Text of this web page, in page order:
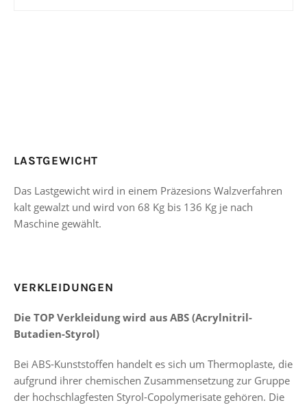
LASTGEWICHT
Das Lastgewicht wird in einem Präzesions Walzverfahren
kalt gewalzt und wird von 68 Kg bis 136 Kg je nach
Maschine gewählt.
VERKLEIDUNGEN
Die TOP Verkleidung wird aus ABS (Acrylnitril-
Butadien-Styrol)
Bei ABS-Kunststoffen handelt es sich um Thermoplaste, die
aufgrund ihrer chemischen Zusammensetzung zur Gruppe
der hochschlagfesten Styrol-Copolymerisate gehören. Die